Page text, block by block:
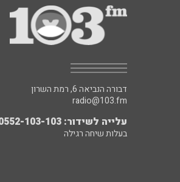
דבורה הנביאה 6, רמת השרון
radio@103.fm
עלייה לשידור: 0552-103-103
בעלות שיחה רגילה